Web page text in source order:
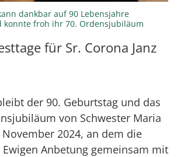
dankbar auf 90 Lebensjahre
konnte froh ihr 70. Ordensjubiläum
für Sr. Corona Janz
der 90. Geburtstag und das
von Schwester Maria
2024, an dem die
Anbetung gemeinsam mit